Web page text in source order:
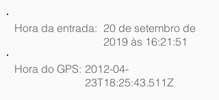
Hora da entrada: 20 de setembro de
2019 às 16:21:51
Hora do GPS: 2012-04-
23T18:25:43.511Z